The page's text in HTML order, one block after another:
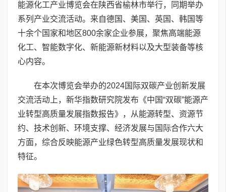
能源化工产业博览会在陕西省榆林市举行，同期举办
系列产业交流活动。来自德国、美国、英国、韩国等
十余个国家和地区800余家企业参展，聚焦高端能源
化工、智能数字化、新能源新材料以及大型装备等核
心内容。
在本次博览会举办的2024国际双碳产业创新发展
交流活动上，新华指数研究院发布《中国“双碳”能源产
业转型高质量发展指数报告》，从能源转型、资源节
约、技术创新、环境支撑、经济发展与国际合作六大
方面，综合反映能源产业绿色转型高质量发展现状和
特征。